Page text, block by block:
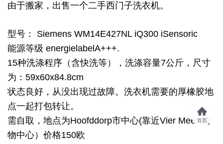
由于搬家，出售一个二手西门子洗衣机。
型号： Siemens WM14E427NL iQ300 iSensoric
能源等级 energielabelA+++.
15种洗涤程序（含快洗等），洗涤容量7公斤，尺寸
为：59x60x84.8cm
状态良好，从没出现过故障。洗衣机需要的厚橡胶地
点一起打包转让。
需自取，地点为Hoofddorp市中心(靠近Vier Meer 购
物中心）价格150欧
首页